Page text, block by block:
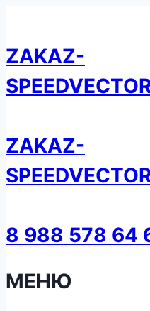
содержанию
ZAKAZ-
ZAKAZ-
8 988 578 64
МЕНЮ